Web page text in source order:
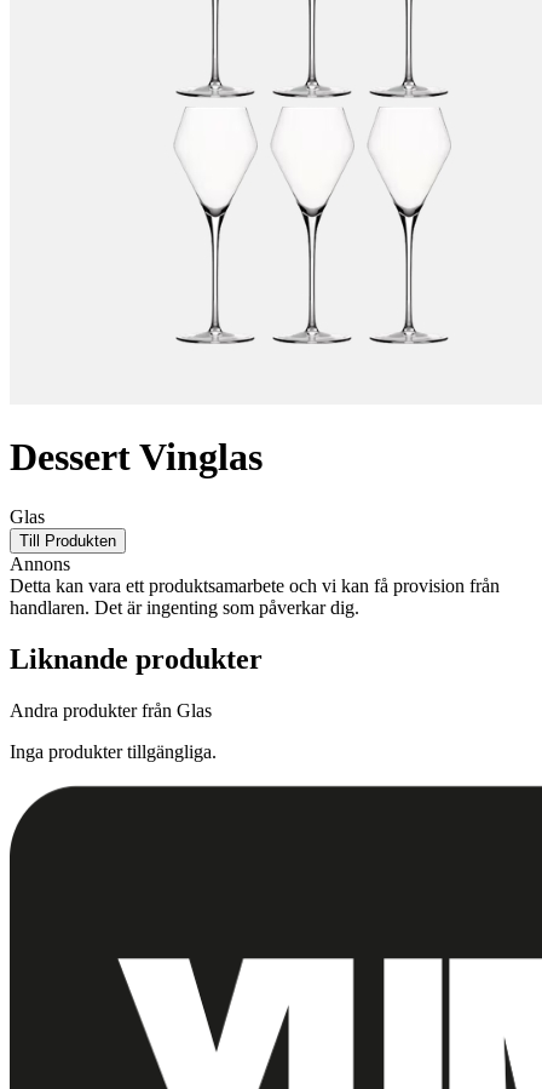
Dessert Vinglas
Glas
Till Produkten
Annons
Detta kan vara ett produktsamarbete och vi kan få provision från
handlaren. Det är ingenting som påverkar dig.
Liknande produkter
Andra produkter från Glas
Inga produkter tillgängliga.